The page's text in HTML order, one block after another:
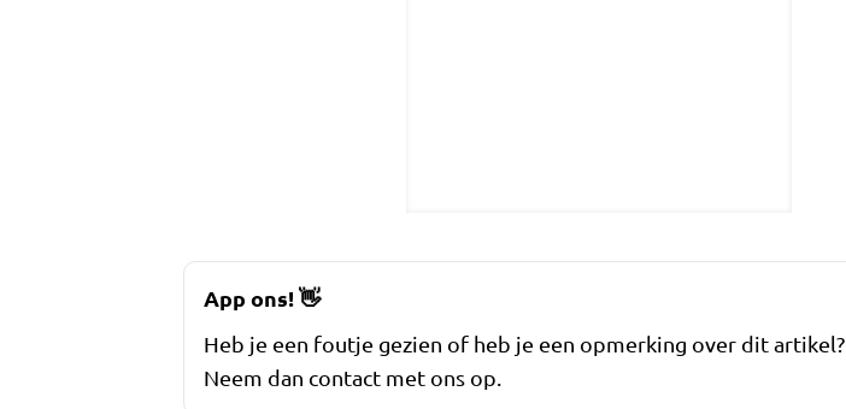
App ons!👋
Heb je een foutje gezien of heb je een opmerking over dit artikel?
Neem dan contact met ons op.